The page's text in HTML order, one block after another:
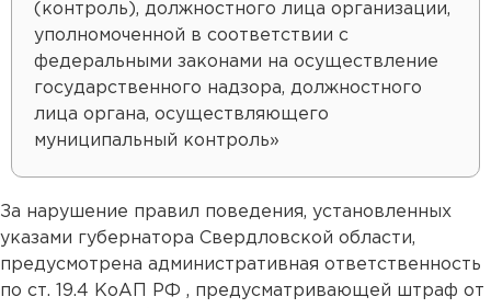
(контроль), должностного лица организации,
уполномоченной в соответствии с
федеральными законами на осуществление
государственного надзора, должностного
лица органа, осуществляющего
муниципальный контроль»
За нарушение правил поведения, установленных
указами губернатора Свердловской области,
предусмотрена административная ответственность
по ст. 19.4 КоАП РФ , предусматривающей штраф от